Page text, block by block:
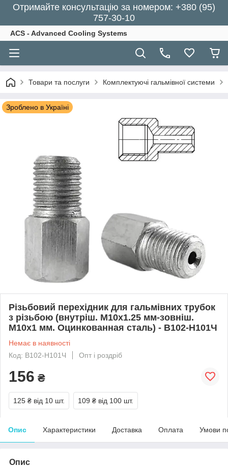
Отримайте консультацію за номером: +380 (95)
757-30-10
ACS - Advanced Cooling Systems
Товари та послуги Комплектуючі гальмівної системи
Зроблено в Україні
Різьбовий перехідник для гальмівних трубок
з різьбою (внутріш. М10x1.25 мм-зовніш.
М10x1 мм. Оцинкованная сталь) - В102-Н101Ч
Немає в наявності
Код: В102-Н101Ч
Опт і роздріб
156 ₴
125 ₴ від 10 шт. 109 ₴ від 100 шт.
Опис Характеристики Доставка Оплата Умови
Опис